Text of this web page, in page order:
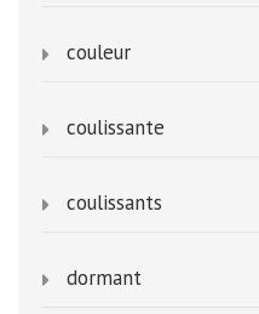
couleur
coulissante
coulissants
dormant